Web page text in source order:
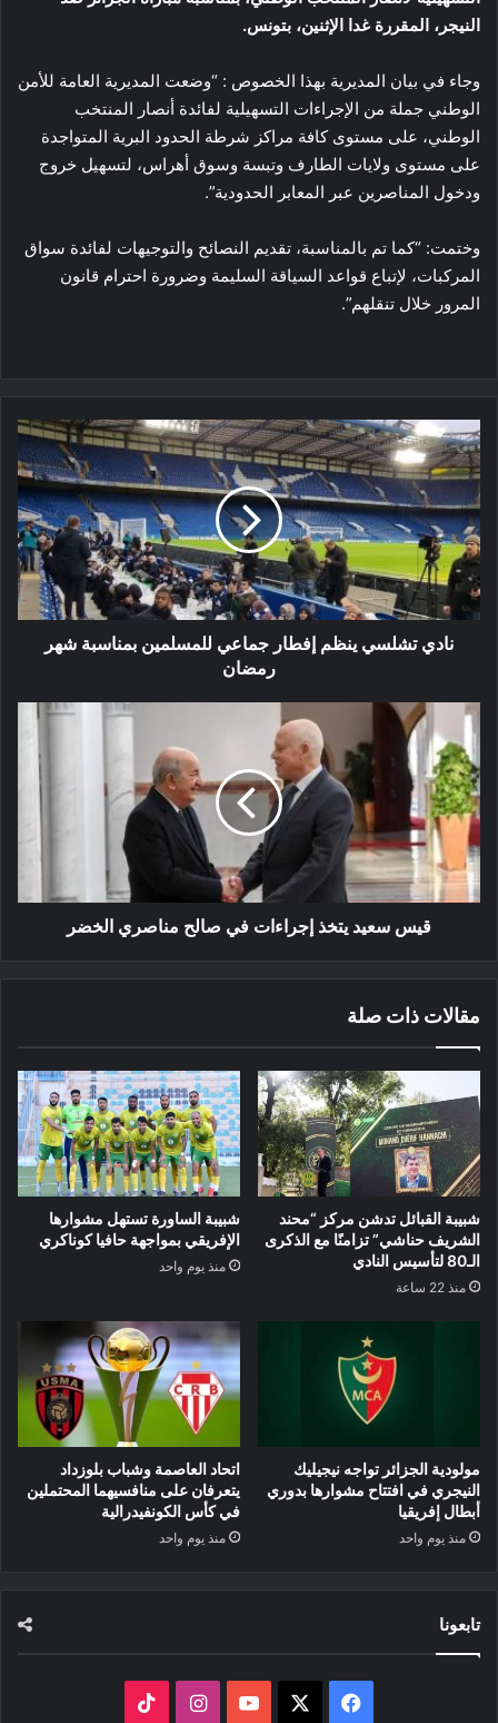
النيجر، المقررة غدا الإثنين، بتونس.
وجاء في بيان المديرية بهذا الخصوص : “وضعت المديرية العامة للأمن
الوطني جملة من الإجراءات التسهيلية لفائدة أنصار المنتخب
الوطني، على مستوى كافة مراكز شرطة الحدود البرية المتواجدة
على مستوى ولايات الطارف وتبسة وسوق أهراس، لتسهيل خروج
ودخول المناصرين عبر المعابر الحدودية”.
وختمت: “كما تم بالمناسبة، تقديم النصائح والتوجيهات لفائدة سواق
المركبات، لإتباع قواعد السياقة السليمة وضرورة احترام قانون
المرور خلال تنقلهم”.
نادي
تشلسي
ينظم
إفطار
جماعي
للمسلمين
بمناسبة
شهر
رمضان
نادي تشلسي ينظم إفطار جماعي للمسلمين بمناسبة شهر
رمضان
قيس
سعيد
يتخذ
إجراءات
في
صالح
مناصري
الخضر
قيس سعيد يتخذ إجراءات في صالح مناصري الخضر
مقالات ذات صلة
شبيبة القبائل تدشن مركز “محند
الشريف حناشي” تزامنًا مع الذكرى
الـ80 لتأسيس النادي
منذ 22 ساعة
شبيبة الساورة تستهل مشوارها
الإفريقي بمواجهة حافيا كوناكري
منذ يوم واحد
مولودية الجزائر تواجه نيجيليك
النيجري في افتتاح مشوارها بدوري
أبطال إفريقيا
منذ يوم واحد
اتحاد العاصمة وشباب بلوزداد
يتعرفان على منافسيهما المحتملين
في كأس الكونفيدرالية
منذ يوم واحد
تابعونا
فيسبوك ‫YouTubeانستقرام